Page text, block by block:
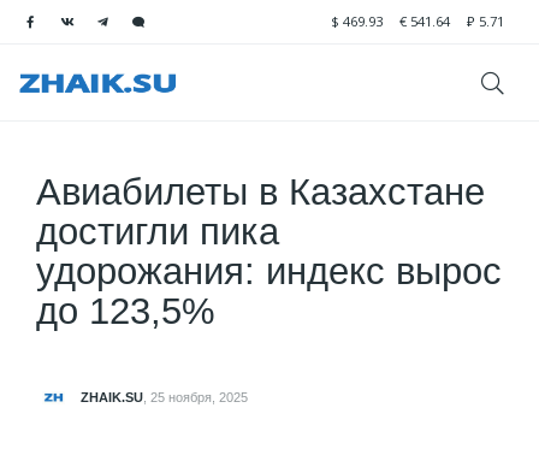
$ 469.93 € 541.64 ₽ 5.71
Авиабилеты в Казахстане
достигли пика
удорожания: индекс вырос
до 123,5%
ZHAIK.SU 25 ноября, 2025